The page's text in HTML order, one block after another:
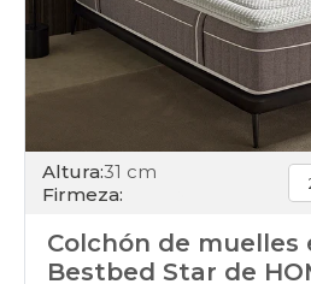
Altura:31 cm
Firmeza:
Colchón de muelles
Bestbed Star de